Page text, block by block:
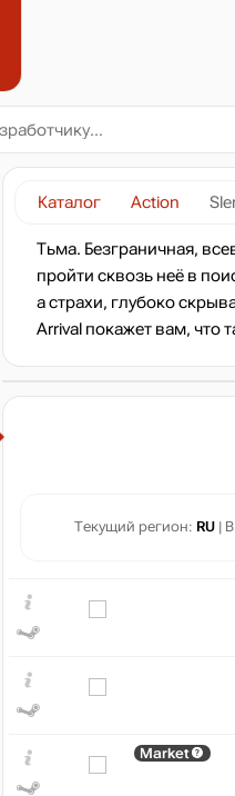
Каталог Action
Тьма. Безграничная,
пройти сквозь неё в
а страхи, глубоко
Arrival покажет вам, что
Текущий регион: RU |
Market